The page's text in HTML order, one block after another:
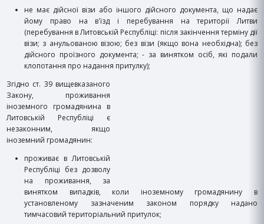
не має дійсної візи або іншого дійсного документа, що надає
йому право на в'їзд і перебування на території Литви
(перебування в Литовській Республіці: після закінчення терміну дії
візи; з анульованою візою; без візи (якщо вона необхідна); без
дійсного проїзного документа; - за винятком осіб, які подали
клопотання про надання притулку);
Згідно ст. 39 вищевказаного
Закону, проживання
іноземного громадянина в
Литовській Республіці є
незаконним, якщо
іноземний громадянин:
проживає в Литовській
Республіці без дозволу
на проживання, за
винятком випадків, коли іноземному громадянину в
установленому зазначеним законом порядку надано
тимчасовий територіальний притулок;